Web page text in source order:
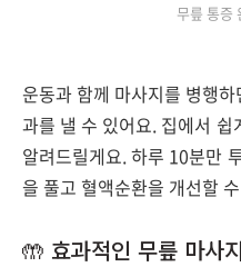
무릎 통증
운동과 함께 마사지를 병행
과를 낼 수 있어요. 집에서
알려드릴게요. 하루 10분만
을 풀고 혈액순환을 개선할
🤲 효과적인 무릎 마사